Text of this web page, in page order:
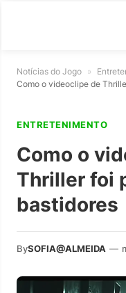
Notícias do Jogo »
Como o videoclipe de
ENTRETENIMENTO
Como o
Thriller foi
bastidores
BySOFIA@ALMEIDA —